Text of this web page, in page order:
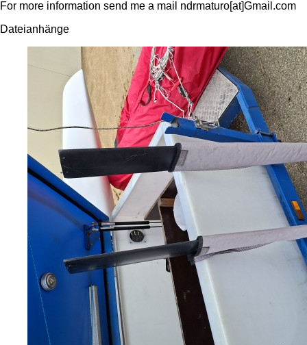
For more information send me a mail ndrmaturo[at]Gmail.com
Dateianhänge